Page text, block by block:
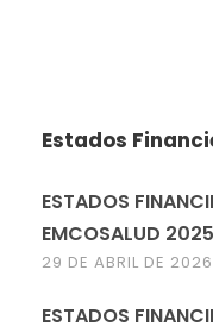
Estados
ESTADOS
EMCOSALUD 2025
29 DE ABRIL DE 2026
ESTADOS